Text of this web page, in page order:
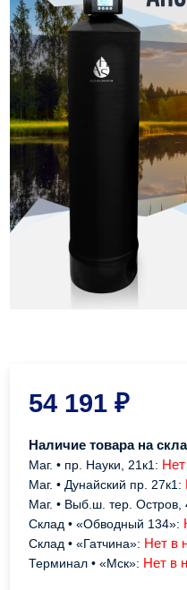
54 191 ₽
Наличие товара на
Маг. • пр. Науки, 21к1:
Маг. • Дунайский пр. 27к1:
Маг. • Выб.ш. тер. Остров,
Склад • «Обводный 134»:
Склад • «Гатчина»: Нет в
Терминал • «Мск»: Нет в